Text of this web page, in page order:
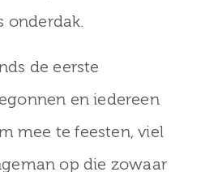
onderdak.
de eerste
en iedereen
mee te feesten, viel
op die zowaar